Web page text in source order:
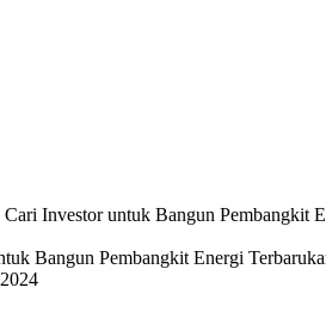
Cari Investor untuk Bangun Pembangkit
Bangun Pembangkit Energi